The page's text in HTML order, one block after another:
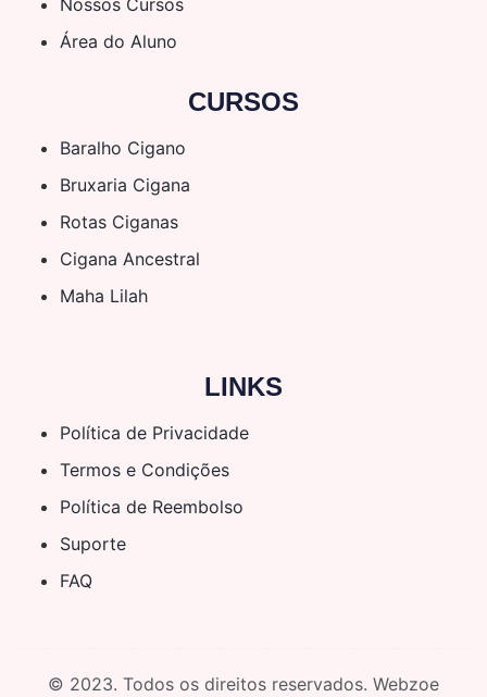
Nossos Cursos
Área do Aluno
CURSOS
Baralho Cigano
Bruxaria Cigana
Rotas Ciganas
Cigana Ancestral
Maha Lilah
LINKS
Política de Privacidade
Termos e Condições
Política de Reembolso
Suporte
FAQ
© 2023. Todos os direitos reservados. Webzoe